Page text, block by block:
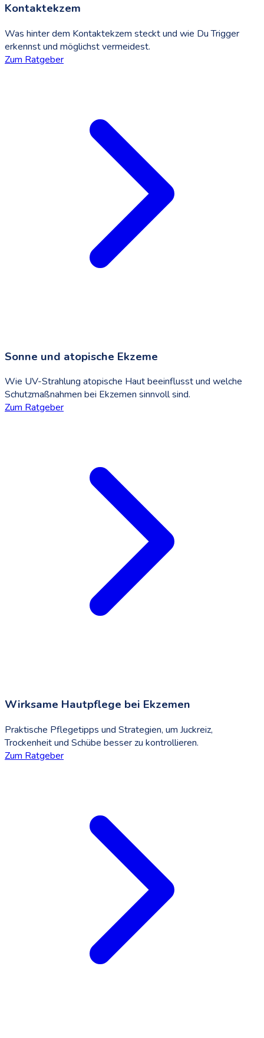
Kontaktekzem
Was hinter dem Kontaktekzem steckt und wie Du Trigger
erkennst und möglichst vermeidest.
Zum Ratgeber
Sonne und atopische Ekzeme
Wie UV-Strahlung atopische Haut beeinflusst und welche
Schutzmaßnahmen bei Ekzemen sinnvoll sind.
Zum Ratgeber
Wirksame Hautpflege bei Ekzemen
Praktische Pflegetipps und Strategien, um Juckreiz,
Trockenheit und Schübe besser zu kontrollieren.
Zum Ratgeber